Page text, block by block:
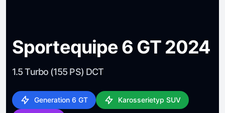
Sportequipe 6 GT 2024
1.5 Turbo (155 PS) DCT
Generation 6 GT Karosserietyp SUV